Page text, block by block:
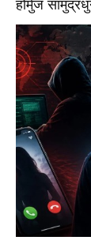
होर्मुज